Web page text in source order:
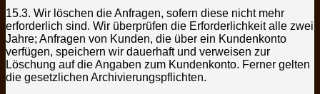
15.3. Wir löschen die Anfragen, sofern diese nicht mehr
erforderlich sind. Wir überprüfen die Erforderlichkeit alle zwei
Jahre; Anfragen von Kunden, die über ein Kundenkonto
verfügen, speichern wir dauerhaft und verweisen zur
Löschung auf die Angaben zum Kundenkonto. Ferner gelten
die gesetzlichen Archivierungspflichten.